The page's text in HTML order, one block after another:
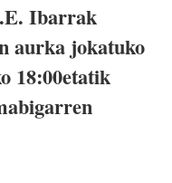
Ibarrak
aurka jokatuko
18:00etatik